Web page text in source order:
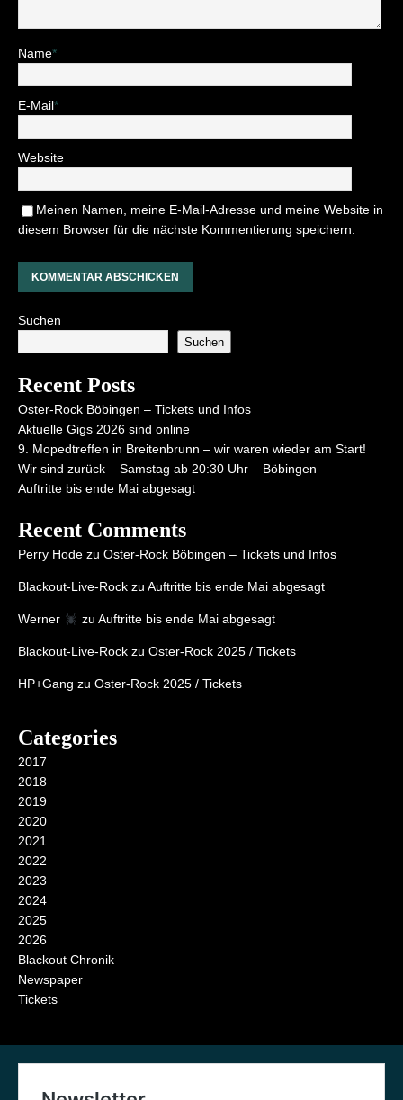
Name*
E-Mail*
Website
Meinen Namen, meine E-Mail-Adresse und meine Website in
diesem Browser für die nächste Kommentierung speichern.
Suchen
Suchen
Recent Posts
Oster-Rock Böbingen – Tickets und Infos
Aktuelle Gigs 2026 sind online
9. Mopedtreffen in Breitenbrunn – wir waren wieder am Start!
Wir sind zurück – Samstag ab 20:30 Uhr – Böbingen
Auftritte bis ende Mai abgesagt
Recent Comments
Perry Hode zu Oster-Rock Böbingen – Tickets und Infos
Blackout-Live-Rock zu Auftritte bis ende Mai abgesagt
Werner zu Auftritte bis ende Mai abgesagt
Blackout-Live-Rock zu Oster-Rock 2025 / Tickets
HP+Gang zu Oster-Rock 2025 / Tickets
Categories
2017
2018
2019
2020
2021
2022
2023
2024
2025
2026
Blackout Chronik
Newspaper
Tickets